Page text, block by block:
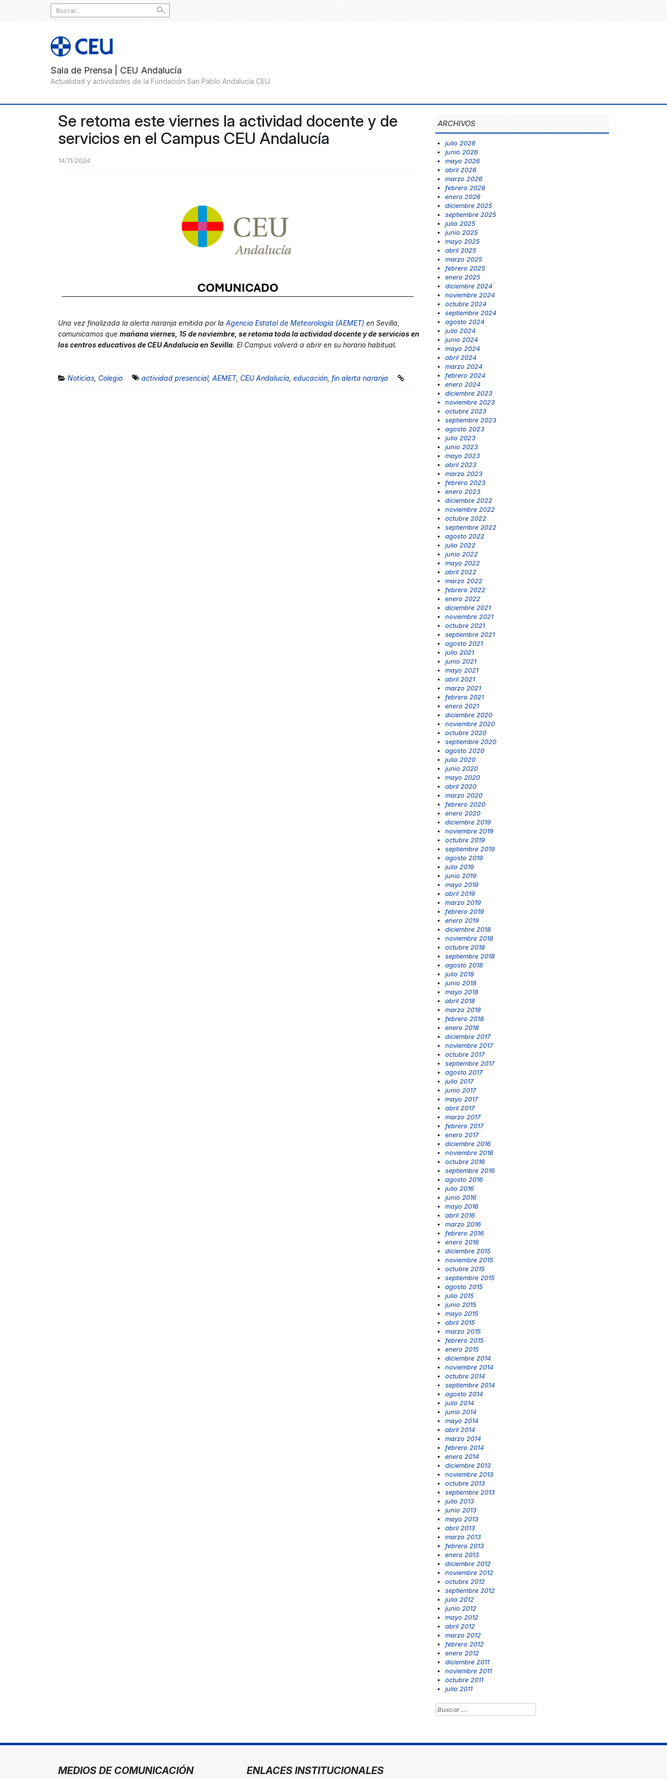
Search
for:
Se retoma este viernes la actividad docente y de
servicios en el Campus CEU Andalucía
14/11/2024
Una vez finalizada la alerta naranja emitida por la Agencia Estatal de Meteorología (AEMET) en Sevilla,
comunicamos que mañana viernes, 15 de noviembre, se retoma toda la actividad docente y de servicios en
los centros educativos de CEU Andalucía en Sevilla. El Campus volverá a abrir en su horario habitual.
Noticias Colegio actividad presencial, AEMET, CEU Andalucía educación fin alerta naranja
ARCHIVOS
julio 2026
junio 2026
mayo 2026
abril 2026
marzo 2026
febrero 2026
enero 2026
diciembre 2025
septiembre 2025
julio 2025
junio 2025
mayo 2025
abril 2025
marzo 2025
febrero 2025
enero 2025
diciembre 2024
noviembre 2024
octubre 2024
septiembre 2024
agosto 2024
julio 2024
junio 2024
mayo 2024
abril 2024
marzo 2024
febrero 2024
enero 2024
diciembre 2023
noviembre 2023
octubre 2023
septiembre 2023
agosto 2023
julio 2023
junio 2023
mayo 2023
abril 2023
marzo 2023
febrero 2023
enero 2023
diciembre 2022
noviembre 2022
octubre 2022
septiembre 2022
agosto 2022
julio 2022
junio 2022
mayo 2022
abril 2022
marzo 2022
febrero 2022
enero 2022
diciembre 2021
noviembre 2021
octubre 2021
septiembre 2021
agosto 2021
julio 2021
junio 2021
mayo 2021
abril 2021
marzo 2021
febrero 2021
enero 2021
diciembre 2020
noviembre 2020
octubre 2020
septiembre 2020
agosto 2020
julio 2020
junio 2020
mayo 2020
abril 2020
marzo 2020
febrero 2020
enero 2020
diciembre 2019
noviembre 2019
octubre 2019
septiembre 2019
agosto 2019
julio 2019
junio 2019
mayo 2019
abril 2019
marzo 2019
febrero 2019
enero 2019
diciembre 2018
noviembre 2018
octubre 2018
septiembre 2018
agosto 2018
julio 2018
junio 2018
mayo 2018
abril 2018
marzo 2018
febrero 2018
enero 2018
diciembre 2017
noviembre 2017
octubre 2017
septiembre 2017
agosto 2017
julio 2017
junio 2017
mayo 2017
abril 2017
marzo 2017
febrero 2017
enero 2017
diciembre 2016
noviembre 2016
octubre 2016
septiembre 2016
agosto 2016
julio 2016
junio 2016
mayo 2016
abril 2016
marzo 2016
febrero 2016
enero 2016
diciembre 2015
noviembre 2015
octubre 2015
septiembre 2015
agosto 2015
julio 2015
junio 2015
mayo 2015
abril 2015
marzo 2015
febrero 2015
enero 2015
diciembre 2014
noviembre 2014
octubre 2014
septiembre 2014
agosto 2014
julio 2014
junio 2014
mayo 2014
abril 2014
marzo 2014
febrero 2014
enero 2014
diciembre 2013
noviembre 2013
octubre 2013
septiembre 2013
julio 2013
junio 2013
mayo 2013
abril 2013
marzo 2013
febrero 2013
enero 2013
diciembre 2012
noviembre 2012
octubre 2012
septiembre 2012
julio 2012
junio 2012
mayo 2012
abril 2012
marzo 2012
febrero 2012
enero 2012
diciembre 2011
noviembre 2011
octubre 2011
julio 2011
Buscar:
MEDIOS DE COMUNICACIÓN ENLACES INSTITUCIONALES